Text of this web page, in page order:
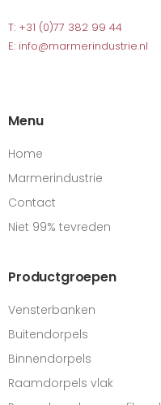
T: +31 (0)77 382 99 44
E: info@marmerindustrie.nl
Menu
Home
Marmerindustrie
Contact
Niet 99% tevreden
Productgroepen
Vensterbanken
Buitendorpels
Binnendorpels
Raamdorpels vlak